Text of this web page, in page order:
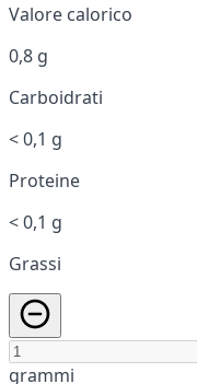
Valore calorico
0,8 g
Carboidrati
< 0,1 g
Proteine
< 0,1 g
Grassi
grammi